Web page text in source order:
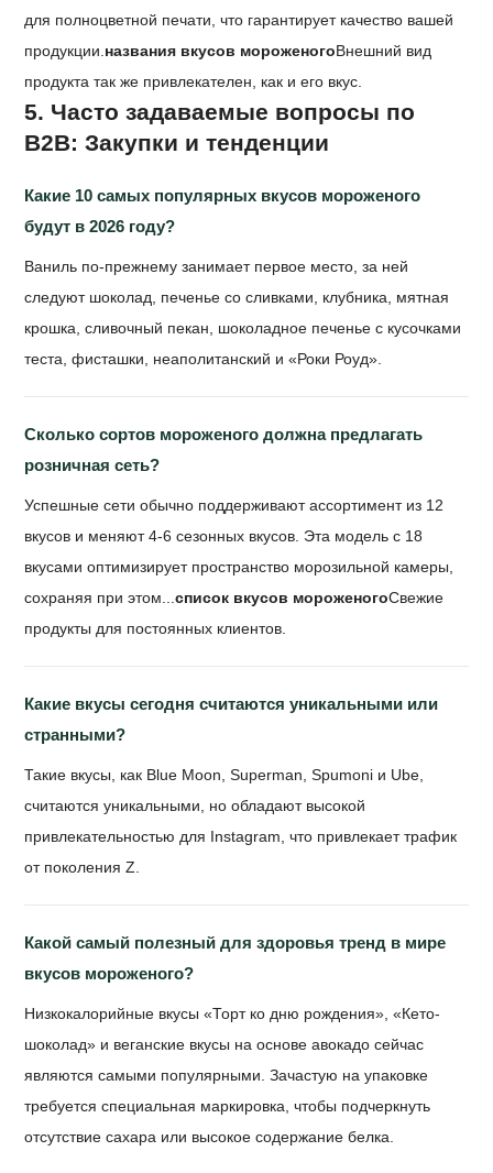
для полноцветной печати, что гарантирует качество вашей
продукции. названия вкусов мороженогоВнешний вид
продукта так же привлекателен, как и его вкус.
5. Часто задаваемые вопросы по
B2B: Закупки и тенденции
Какие 10 самых популярных вкусов мороженого
будут в 2026 году?
Ваниль по-прежнему занимает первое место, за ней
следуют шоколад, печенье со сливками, клубника, мятная
крошка, сливочный пекан, шоколадное печенье с кусочками
теста, фисташки, неаполитанский и «Роки Роуд».
Сколько сортов мороженого должна предлагать
розничная сеть?
Успешные сети обычно поддерживают ассортимент из 12
вкусов и меняют 4-6 сезонных вкусов. Эта модель с 18
вкусами оптимизирует пространство морозильной камеры,
сохраняя при этом...список вкусов мороженогоСвежие
продукты для постоянных клиентов.
Какие вкусы сегодня считаются уникальными или
странными?
Такие вкусы, как Blue Moon, Superman, Spumoni и Ube,
считаются уникальными, но обладают высокой
привлекательностью для Instagram, что привлекает трафик
от поколения Z.
Какой самый полезный для здоровья тренд в мире
вкусов мороженого?
Низкокалорийные вкусы «Торт ко дню рождения», «Кето-
шоколад» и веганские вкусы на основе авокадо сейчас
являются самыми популярными. Зачастую на упаковке
требуется специальная маркировка, чтобы подчеркнуть
отсутствие сахара или высокое содержание белка.